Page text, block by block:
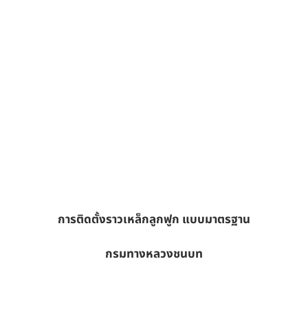
การติดตั้งราวเหล็กลูกฟูก แบบมาตรฐาน
กรมทางหลวงชนบท